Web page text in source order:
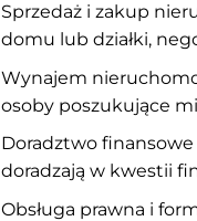
Sprzedaż i zakup
domu lub działki,
Wynajem
osoby poszukujące
Doradztwo
doradzają w kwestii
Obsługa prawna i